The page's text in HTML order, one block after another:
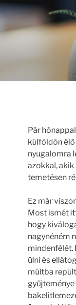
Pár
külföldön élő
nyugalomra
azokkal, akik
temetésen
Ez már
Most ismét
hogy
nagynéném
mindenfélét.
ülni és
múltba